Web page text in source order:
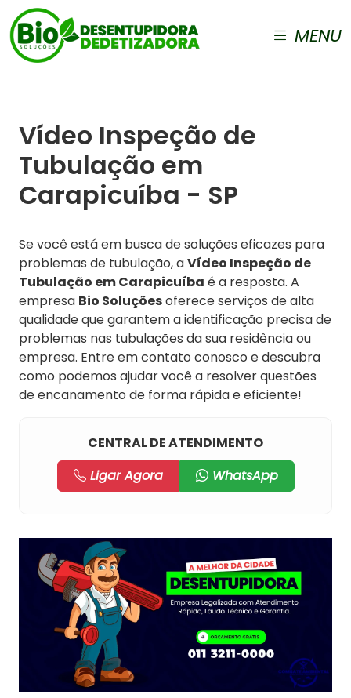
MENU
Vídeo Inspeção de
Tubulação em
Carapicuíba - SP
Se você está em busca de soluções eficazes para
problemas de tubulação, aVídeo Inspeção de
Tubulação em Carapicuíba é a resposta. A
empresa Bio Soluçõesoferece serviços de alta
qualidade que garantem a identificação precisa de
problemas nas tubulações da sua residência ou
empresa. Entre em contato conosco e descubra
como podemos ajudar você a resolver questões
de encanamento de forma rápida e eficiente!
CENTRAL DE ATENDIMENTO
Ligar Agora
WhatsApp